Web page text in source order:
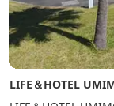
LIFE＆HOTEL